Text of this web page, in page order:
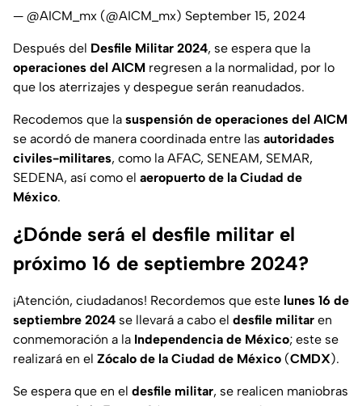
— @AICM_mx (@AICM_mx) September 15, 2024
Después del Desfile Militar 2024, se espera que la
operaciones del AICM regresen a la normalidad, por lo
que los aterrizajes y despegue serán reanudados.
Recodemos que la suspensión de operaciones del AICM
se acordó de manera coordinada entre las autoridades
civiles-militares, como la AFAC, SENEAM, SEMAR,
SEDENA, así como el aeropuerto de la Ciudad de
México.
¿Dónde será el desfile militar el
próximo 16 de septiembre 2024?
¡Atención, ciudadanos! Recordemos que este lunes 16 de
septiembre 2024 se llevará a cabo el desfile militar en
conmemoración a la Independencia de México; este se
realizará en el Zócalo de la Ciudad de México (CMDX).
Se espera que en el desfile militar, se realicen maniobras